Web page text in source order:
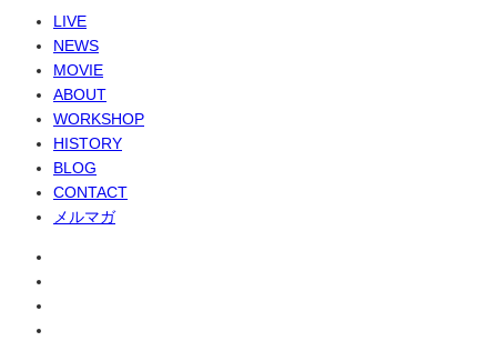
LIVE
NEWS
MOVIE
ABOUT
WORKSHOP
HISTORY
BLOG
CONTACT
メルマガ